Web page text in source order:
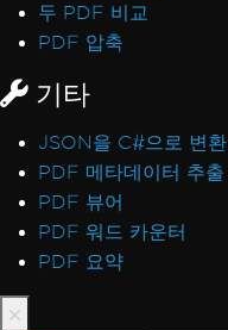
두 PDF 비교
PDF 압축
기타
JSON을 C#으로 변환
PDF 메타데이터 추출
PDF 뷰어
PDF 워드 카운터
PDF 요약